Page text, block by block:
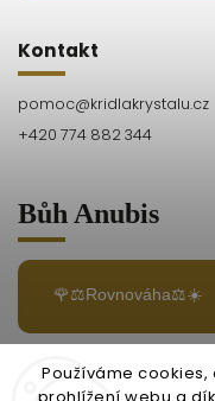
Používáme
Kontakt
pomoc@kridlakrystalu.cz
+420 774 882 344
Bůh Anubis
🌹⚖️Rovnováha⚖️☀️